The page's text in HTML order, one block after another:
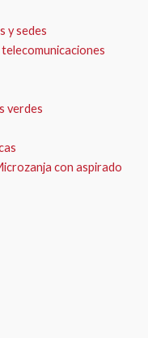
y sedes
verdes
con aspirado